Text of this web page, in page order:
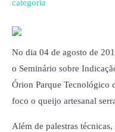
categoria
No dia 04 de agosto de
o Seminário sobre
Órion Parque Tecnológico
foco o queijo artesanal
Além de palestras